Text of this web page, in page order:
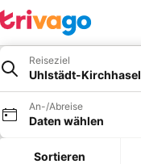
Reiseziel
Uhlstädt-Kirchhasel
An-/Abreise
Daten wählen
Sortieren